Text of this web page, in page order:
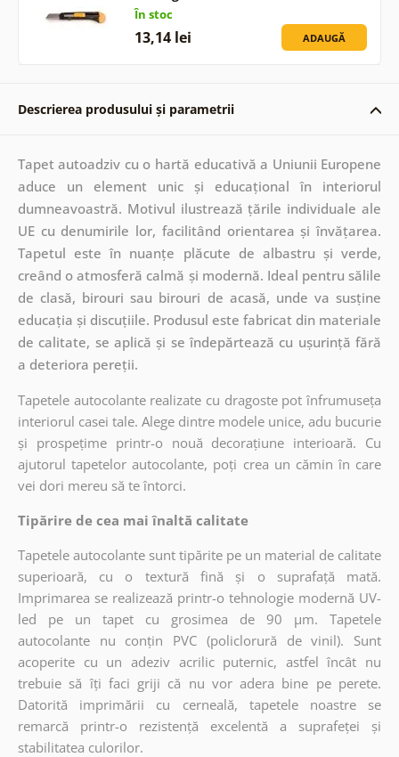
În stoc
13,14 lei ADAUGĂ
Descrierea produsului și parametrii
Tapet autoadziv cu o hartă educativă a Uniunii Europene
aduce un element unic și educațional în interiorul
dumneavoastră. Motivul ilustrează țările individuale ale
UE cu denumirile lor, facilitând orientarea și învățarea.
Tapetul este în nuanțe plăcute de albastru și verde,
creând o atmosferă calmă și modernă. Ideal pentru sălile
de clasă, birouri sau birouri de acasă, unde va susține
educația și discuțiile. Produsul este fabricat din materiale
de calitate, se aplică și se îndepărtează cu ușurință fără
a deteriora pereții.
Tapetele autocolante realizate cu dragoste pot înfrumuseța
interiorul casei tale. Alege dintre modele unice, adu bucurie
și prospețime printr-o nouă decorațiune interioară. Cu
ajutorul tapetelor autocolante, poți crea un cămin în care
vei dori mereu să te întorci.
Tipărire de cea mai înaltă calitate
Tapetele autocolante sunt tipărite pe un material de calitate
superioară, cu o textură fină și o suprafață mată.
Imprimarea se realizează printr-o tehnologie modernă UV-
led pe un tapet cu grosimea de 90 µm. Tapetele
autocolante nu conțin PVC (policlorură de vinil). Sunt
acoperite cu un adeziv acrilic puternic, astfel încât nu
trebuie să îți faci griji că nu vor adera bine pe perete.
Datorită imprimării cu cerneală, tapetele noastre se
remarcă printr-o rezistență excelentă a suprafeței și
stabilitatea culorilor.